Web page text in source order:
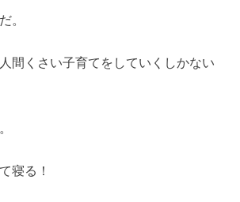
。
間くさい子育てをしていくしかない
寝る！